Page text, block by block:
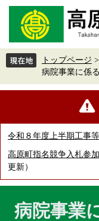
先
頭
を
飛
トップページ >
病院事業に係
令和８年度上半期工事
高原町指名競争入札参
更新
病院事業